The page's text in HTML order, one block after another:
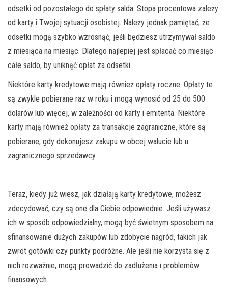
odsetki od pozostałego do spłaty salda. Stopa procentowa zależy
od karty i Twojej sytuacji osobistej. Należy jednak pamiętać, że
odsetki mogą szybko wzrosnąć, jeśli będziesz utrzymywał saldo
z miesiąca na miesiąc. Dlatego najlepiej jest spłacać co miesiąc
całe saldo, by uniknąć opłat za odsetki.
Niektóre karty kredytowe mają również opłaty roczne. Opłaty te
są zwykle pobierane raz w roku i mogą wynosić od 25 do 500
dolarów lub więcej, w zależności od karty i emitenta. Niektóre
karty mają również opłaty za transakcje zagraniczne, które są
pobierane, gdy dokonujesz zakupu w obcej walucie lub u
zagranicznego sprzedawcy.
Teraz, kiedy już wiesz, jak działają karty kredytowe, możesz
zdecydować, czy są one dla Ciebie odpowiednie. Jeśli używasz
ich w sposób odpowiedzialny, mogą być świetnym sposobem na
sfinansowanie dużych zakupów lub zdobycie nagród, takich jak
zwrot gotówki czy punkty podróżne. Ale jeśli nie korzysta się z
nich rozważnie, mogą prowadzić do zadłużenia i problemów
finansowych.